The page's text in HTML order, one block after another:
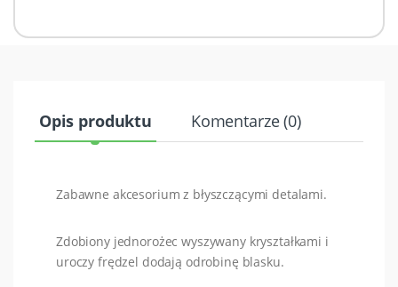
Opis produktu Komentarze (0)
Zabawne akcesorium z błyszczącymi detalami.
Zdobiony jednorożec wyszywany kryształkami i
uroczy frędzel dodają odrobinę blasku.